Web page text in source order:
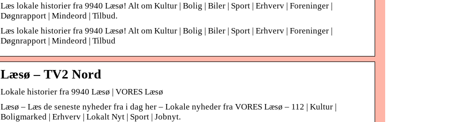
Læs lokale historier fra 9940 Læsø! Alt om Kultur | Bolig | Biler | Sport | Erhverv | Foreninger |
Døgnrapport | Mindeord | Tilbud.
Læs lokale historier fra 9940 Læsø! Alt om Kultur | Bolig | Biler | Sport | Erhverv | Foreninger |
Døgnrapport | Mindeord | Tilbud
Læsø – TV2 Nord
Lokale historier fra 9940 Læsø | VORES Læsø
Læsø – Læs de seneste nyheder fra i dag her – Lokale nyheder fra VORES Læsø – 112 | Kultur |
Boligmarked | Erhverv | Lokalt Nyt | Sport | Jobnyt.